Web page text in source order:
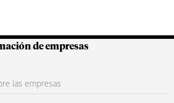
Colombianas
de empresas